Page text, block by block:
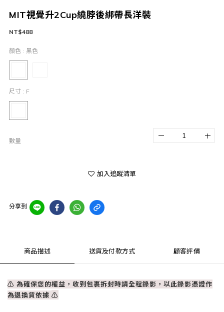
MIT視覺升2Cup繞脖後綁帶長洋裝
NT$488
顏色 : 黑色
尺寸 : F
數量
加入追蹤清單
分享到
商品描述 送貨及付款方式 顧客評價
⚠ 為確保您的權益，收到包裹拆封時請全程錄影，以此錄影憑證作
為退換貨依據 ⚠